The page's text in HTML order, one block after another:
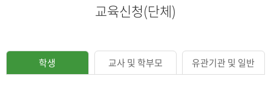
교육신청(단체)
학생 교사 및 학부모 유관기관 및 일반